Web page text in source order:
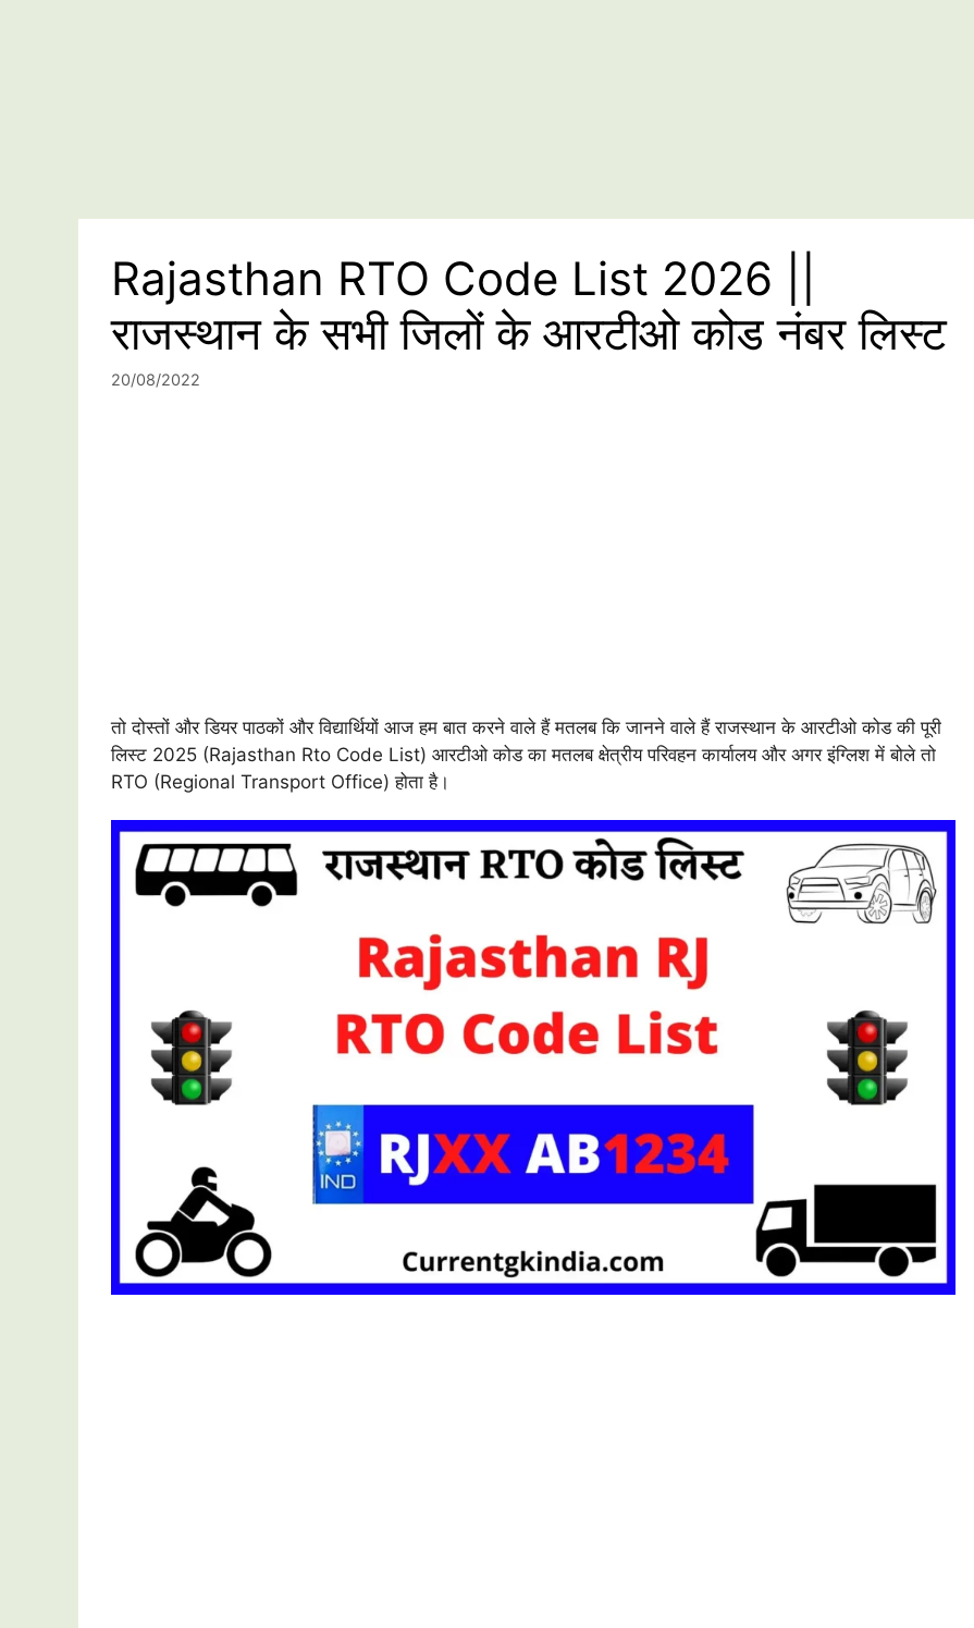
Rajasthan RTO Code List 2026 ||
राजस्थान के सभी जिलों के आरटीओ कोड नंबर लिस्ट
20/08/2022
तो दोस्तों और डियर पाठकों और विद्यार्थियों आज हम बात करने वाले हैं मतलब कि जानने वाले हैं राजस्थान के आरटीओ कोड की पूरी
लिस्ट 2025 (Rajasthan Rto Code List) आरटीओ कोड का मतलब क्षेत्रीय परिवहन कार्यालय और अगर इंग्लिश में बोले तो
RTO (Regional Transport Office) होता है।